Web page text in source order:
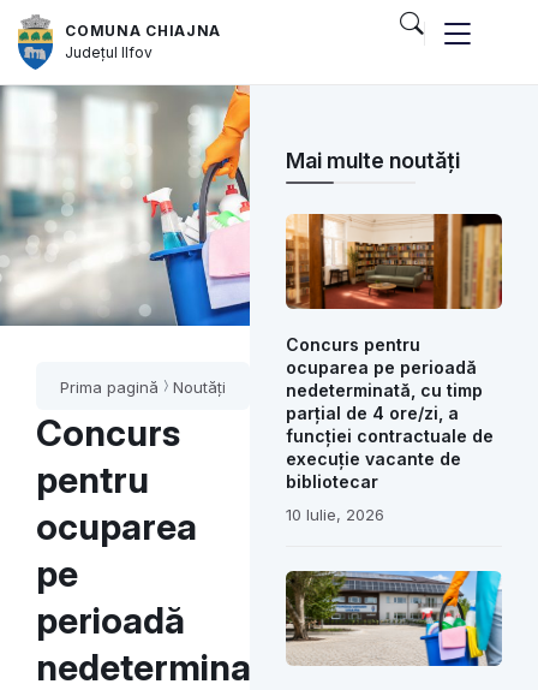
COMUNA CHIAJNA
JudețulIlfov
Prima pagină Noutăți
Concurs
pentru
ocuparea
pe
perioadă
nedeterminată,
Mai multe noutăți
Concurs pentru
ocuparea pe perioadă
nedeterminată, cu timp
parțial de 4 ore/zi, a
funcției contractuale de
execuție vacante de
bibliotecar
10 Iulie, 2026